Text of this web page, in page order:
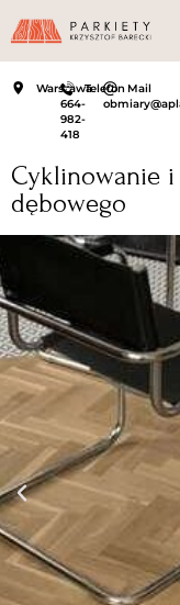
WarszawaTelefon
664-
982-
418
Mail
Cyklinowanie
dębowego